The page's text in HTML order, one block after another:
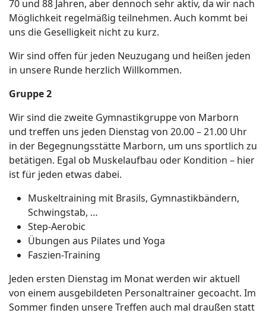
70 und 88 Jahren, aber dennoch sehr aktiv, da wir nach
Möglichkeit regelmäßig teilnehmen. Auch kommt bei
uns die Geselligkeit nicht zu kurz.
Wir sind offen für jeden Neuzugang und heißen jeden
in unsere Runde herzlich Willkommen.
Gruppe 2
Wir sind die zweite Gymnastikgruppe von Marborn
und treffen uns jeden Dienstag von 20.00 – 21.00 Uhr
in der Begegnungsstätte Marborn, um uns sportlich zu
betätigen. Egal ob Muskelaufbau oder Kondition – hier
ist für jeden etwas dabei.
Muskeltraining mit Brasils, Gymnastikbändern,
Schwingstab, …
Step-Aerobic
Übungen aus Pilates und Yoga
Faszien-Training
Jeden ersten Dienstag im Monat werden wir aktuell
von einem ausgebildeten Personaltrainer gecoacht. Im
Sommer finden unsere Treffen auch mal draußen statt